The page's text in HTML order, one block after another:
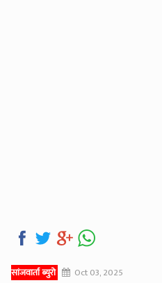
सांजवार्ता ब्युरो Oct 03, 2025